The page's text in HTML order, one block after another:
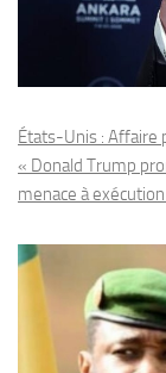
États-Unis : Affaire
« Donald Trump
menace à